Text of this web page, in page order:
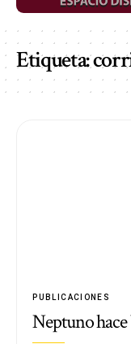
Etiqueta:
PUBLICACIONES
Neptuno